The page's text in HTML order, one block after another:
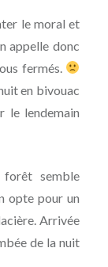
le moral et
appelle donc
fermés.
en bivouac
le lendemain
forêt semble
opte pour un
Arrivée
de la nuit